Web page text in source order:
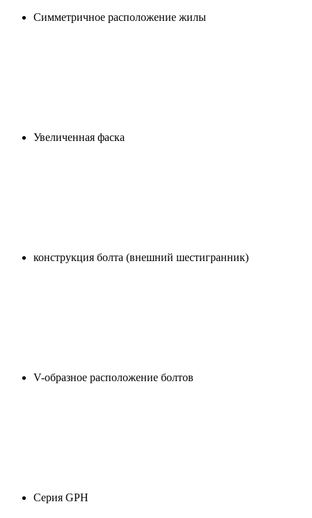
Cимметричное расположение жилы
Увеличенная фаска
конструкция болта (внешний шестигранник)
V-образное расположение болтов
Серия GPH